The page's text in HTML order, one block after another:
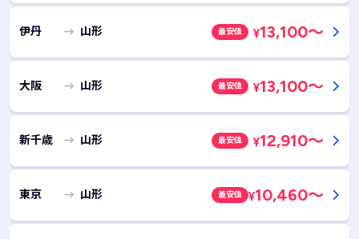
伊丹 山形 最安値 ¥13,100～
大阪 山形 最安値 ¥13,100～
新千歳 山形 最安値 ¥12,910～
東京 山形 最安値 ¥10,460～